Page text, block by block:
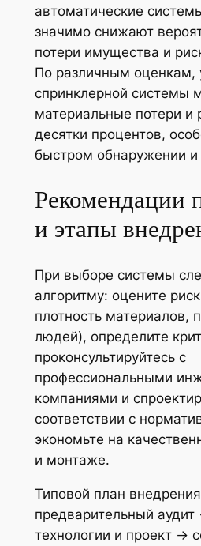
автоматические
значимо снижают
потери имущества и
По различным оценкам,
спринклерной системы
материальные потери и
десятки процентов,
быстром обнаружении и
Рекомендации
и этапы
При выборе системы
алгоритму: оцените
плотность материалов,
людей), определите
проконсультируйтесь с
профессиональными
компаниями и
соответствии с
экономьте на
и монтаже.
Типовой план
предварительный
технологии и проект →